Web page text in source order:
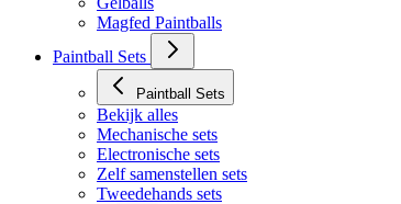
Magfed Paintballs
Paintball Sets
Paintball Sets
Bekijk alles
Mechanische sets
Electronische sets
Zelf samenstellen sets
Tweedehands sets